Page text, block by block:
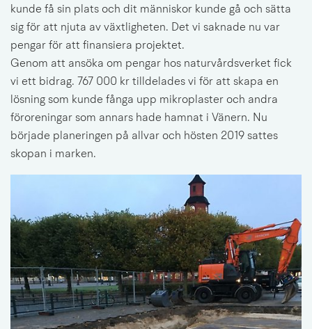
kunde få sin plats och dit människor kunde gå och sätta
sig för att njuta av växtligheten. Det vi saknade nu var
pengar för att finansiera projektet.
Genom att ansöka om pengar hos naturvårdsverket fick
vi ett bidrag. 767 000 kr tilldelades vi för att skapa en
lösning som kunde fånga upp mikroplaster och andra
föroreningar som annars hade hamnat i Vänern. Nu
började planeringen på allvar och hösten 2019 sattes
skopan i marken.